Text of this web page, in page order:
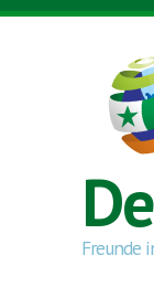
Direkt zum Inhalt
Freunde